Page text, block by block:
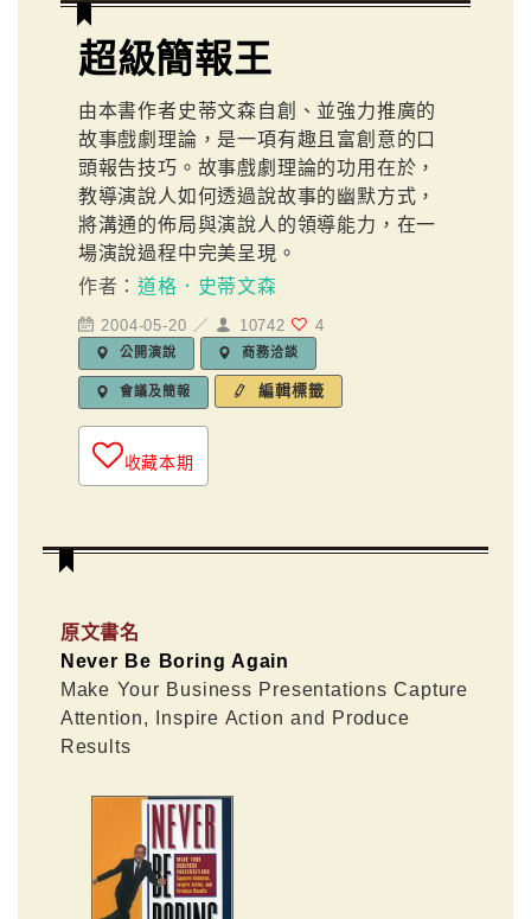
超級簡報王
由本書作者史蒂文森自創、並強力推廣的
故事戲劇理論，是一項有趣且富創意的口
頭報告技巧。故事戲劇理論的功用在於，
教導演說人如何透過說故事的幽默方式，
將溝通的佈局與演說人的領導能力，在一
場演說過程中完美呈現。
作者：道格．史蒂文森
2004-05-20 ／ 10742 4
公開演說 商務洽談
會議及簡報 編輯標籤
收藏本期
原文書名
Never Be Boring Again
Make Your Business Presentations Capture
Attention, Inspire Action and Produce
Results